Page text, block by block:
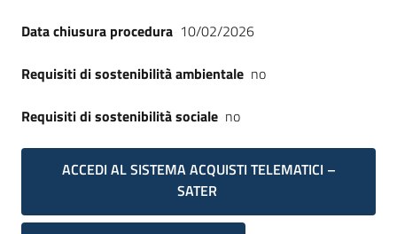
Data chiusura procedura 10/02/2026
Requisiti di sostenibilità ambientale no
Requisiti di sostenibilità sociale no
ACCEDI AL SISTEMA ACQUISTI TELEMATICI –
SATER